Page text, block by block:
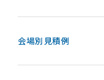
会場別見積例